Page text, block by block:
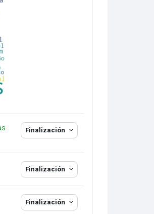
Finalización
Finalización
Finalización